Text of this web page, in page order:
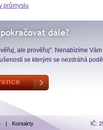
průmyslu
ale prověřuj”. Nenabízíme
se kterými se nezdráhá
| Kontakty IČ: